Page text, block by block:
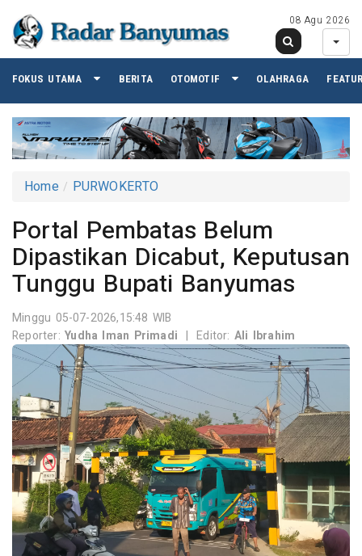
08 Agu 2026
FOKUS UTAMA BERITA OTOMOTIF OLAHRAGA
Home PURWOKERTO
Portal Pembatas Belum
Dipastikan Dicabut, Keputusan
Tunggu Bupati Banyumas
Minggu 05-07-2026,15:48 WIB
Reporter:Yudha Iman Primadi | Editor: Ali Ibrahim